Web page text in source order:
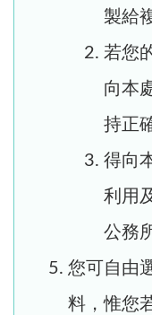
製給
若您
向本
持正
得向
利用
公務
您可自由
料，惟您